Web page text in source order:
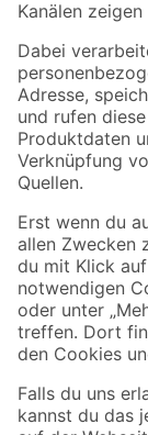
Folge uns
Zahlungsarten
Sicher einkaufen
Jetzt die toom-
Alle Preisangaben in